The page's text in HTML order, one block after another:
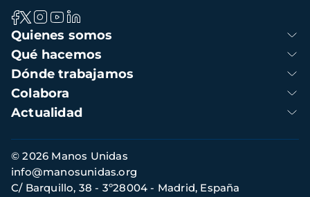
Navegación
principal
Quienes somos
Qué hacemos
Dónde trabajamos
Colabora
Actualidad
Información
de
contacto
© 2026 Manos Unidas
C/ Barquillo, 38 - 3º28004 - Madrid, España
info@manosunidas.org